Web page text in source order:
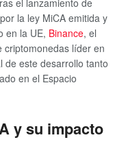
el lanzamiento de
la ley MiCA emitida y
en la UE, Binance, el
criptomonedas líder en
de este desarrollo tanto
en el Espacio
y su impacto